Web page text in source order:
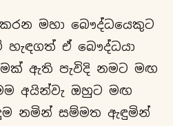
මහා බෞද්ධයෙකුට
ඒ බෞද්ධයා
ඇති පැවිදි නමට මඟ
අයින්වැ ඔහුට මඟ
නමින් සම්මත ඇඳුමින්